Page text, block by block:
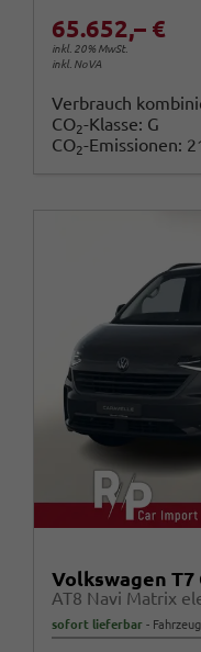
65.652,– €
inkl. 20% MwSt.
inkl. NoVA
Verbrauch
CO2-Klasse: G
CO2-Emissionen:
Volkswagen
AT8 Navi Matrix
sofort lieferbar